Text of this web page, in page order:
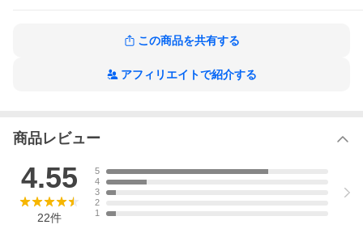
ださい。目に異物感が残る場合は、眼科医にご相談ください。●乳
幼児の手の届かないところに保管してください。●香料、色素、防
がしたり、また気候その他で変色している場合がありますが、ご
使用には問題ありません。
【問合せ先】
株式会社マックス
【製造販売会社（メーカー）】
株式会社マックス
【販売会社(発売元）】
株式会社マックス
【原産国】
この商品を共有する
アフィリエイトで紹介する
商品レビュー
4.55
22件
5
4
3
2
1